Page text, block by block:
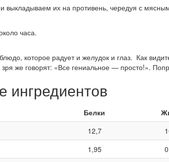
выкладываем их на противень, чередуя с
часа.
которое радует и желудок и глаз. Как
же говорят: «Все гениальное — просто!».
ингредиентов
Белки
12,7
1,95